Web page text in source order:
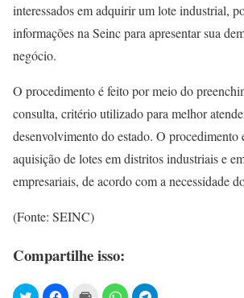
interessados em adquirir um lote industrial,
informações na Seinc para apresentar sua
negócio.
O procedimento é feito por meio do
consulta, critério utilizado para melhor
desenvolvimento do estado. O procedimento
aquisição de lotes em distritos industriais e
empresariais, de acordo com a necessidade
(Fonte: SEINC)
Compartilhe isso: